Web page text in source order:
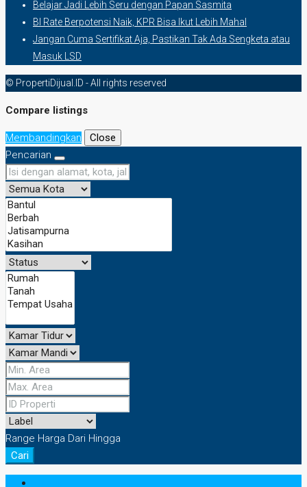
Belajar Jadi Lebih Seru dengan Papan Sasmita
BI Rate Berpotensi Naik, KPR Bisa Ikut Lebih Mahal
Jangan Cuma Sertifikat Aja, Pastikan Tak Ada Sengketa atau
Masuk LSD
© PropertiDijual.ID - All rights reserved
Compare listings
Membandingkan
Close
Pencarian
Range Harga Dari Hingga
Cari